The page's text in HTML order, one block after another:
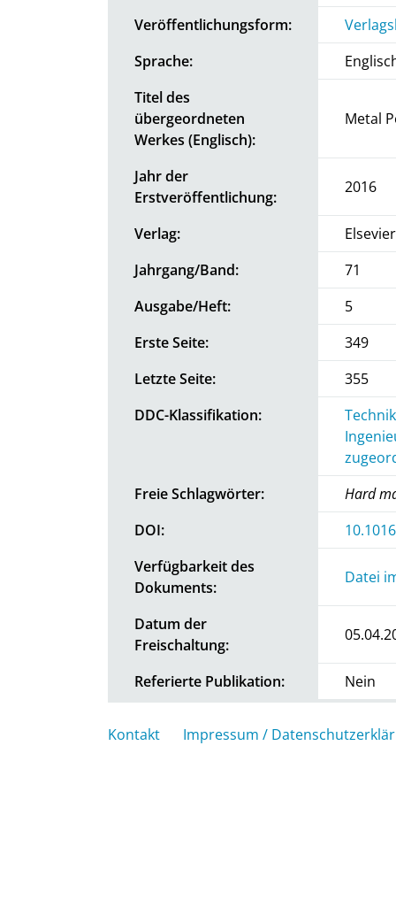
Veröffentlichungsform:
Sprache:
Titel des
übergeordneten
Werkes (Englisch):
Metal
Jahr der
Erstveröffentlichung:
2016
Verlag:
Jahrgang/Band:
71
Ausgabe/Heft:
5
Erste Seite:
349
Letzte Seite:
355
DDC-Klassifikation:
Freie Schlagwörter:
Hard
DOI:
Verfügbarkeit des
Dokuments:
Datei
Datum der
Freischaltung:
Referierte Publikation: Nein
Kontakt Impressum /